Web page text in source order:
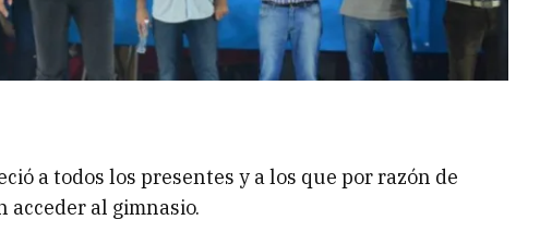
a todos los presentes y a los que por razón de
acceder al gimnasio.